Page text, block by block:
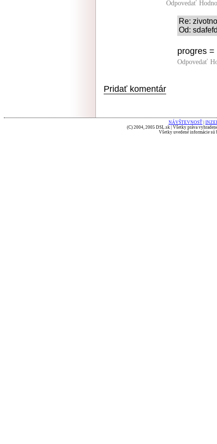
Odpovedať
Re:
Od:
progres
Odpovedať
Pridať komentár
NÁVŠTEVNOSŤ
(C) 2004, 2005 DSL.sk | Všetky práva
Všetky uvedené informácie sú